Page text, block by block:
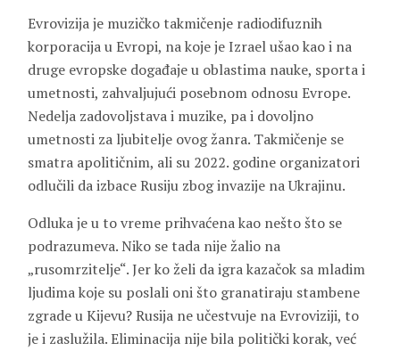
Evrovizija je muzičko takmičenje radiodifuznih
korporacija u Evropi, na koje je Izrael ušao kao i na
druge evropske događaje u oblastima nauke, sporta i
umetnosti, zahvaljujući posebnom odnosu Evrope.
Nedelja zadovoljstava i muzike, pa i dovoljno
umetnosti za ljubitelje ovog žanra. Takmičenje se
smatra apolitičnim, ali su 2022. godine organizatori
odlučili da izbace Rusiju zbog invazije na Ukrajinu.
Odluka je u to vreme prihvaćena kao nešto što se
podrazumeva. Niko se tada nije žalio na
„rusomrzitelje“. Jer ko želi da igra kazačok sa mladim
ljudima koje su poslali oni što granatiraju stambene
zgrade u Kijevu? Rusija ne učestvuje na Evroviziji, to
je i zaslužila. Eliminacija nije bila politički korak, već